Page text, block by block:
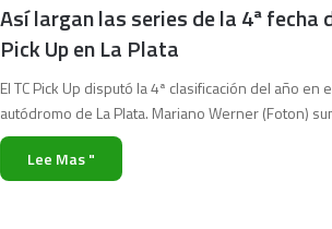
Así largan las series de la 4ª fecha
Pick Up en La Plata
El TC Pick Up disputó la 4ª clasificación del año en
autódromo de La Plata. Mariano Werner (Foton)
Lee Mas "